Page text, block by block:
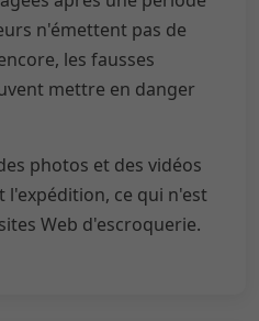
n'émettent pas de
les fausses
mettre en danger
photos et des vidéos
l'expédition, ce qui n'est
Web d'escroquerie.